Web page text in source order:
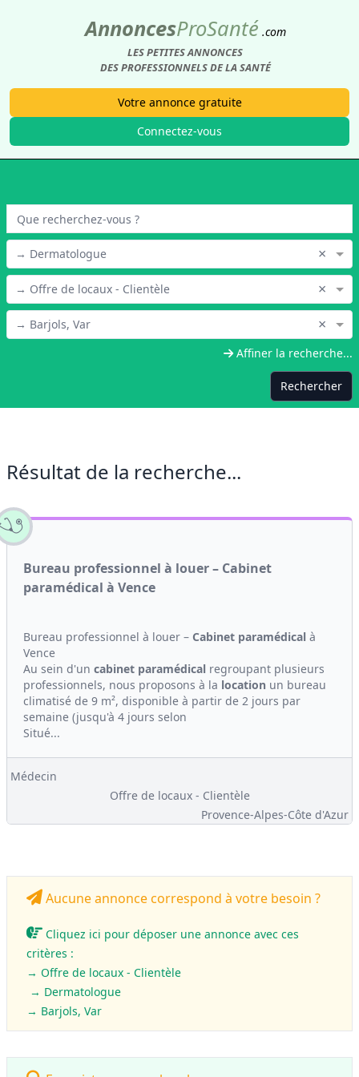
AnnoncesProSanté .com
LES PETITES ANNONCES
DES PROFESSIONNELS DE LA SANTÉ
Votre annonce gratuite
Connectez-vous
→ Dermatologue ×
→ Offre de locaux - Clientèle ×
→ Barjols, Var ×
Affiner la recherche...
Rechercher
Résultat de la recherche...
Bureau professionnel à louer – Cabinet
paramédical à Vence
Bureau professionnel à louer – Cabinet paramédical à
Vence
Au sein d'un cabinet paramédical regroupant plusieurs
professionnels, nous proposons à la location un bureau
climatisé de 9 m², disponible à partir de 2 jours par
semaine (jusqu'à 4 jours selon
Situé...
Médecin
Offre de locaux - Clientèle
Provence-Alpes-Côte d'Azur
Aucune annonce correspond à votre besoin ?
Cliquez ici pour déposer une annonce avec ces
critères :
→ Offre de locaux - Clientèle
→ Dermatologue
→ Barjols, Var